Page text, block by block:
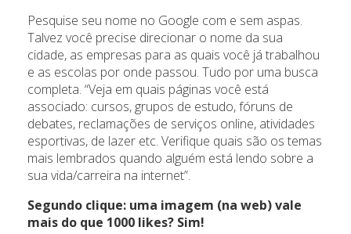
Pesquise seu nome no Google com e sem aspas.
Talvez você precise direcionar o nome da sua
cidade, as empresas para as quais você já trabalhou
e as escolas por onde passou. Tudo por uma busca
completa. “Veja em quais páginas você está
associado: cursos, grupos de estudo, fóruns de
debates, reclamações de serviços online, atividades
esportivas, de lazer etc. Verifique quais são os temas
mais lembrados quando alguém está lendo sobre a
sua vida/carreira na internet”.
Segundo clique: uma imagem (na web) vale
mais do que 1000 likes? Sim!